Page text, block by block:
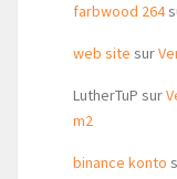
farbwood 264
web site sur
LutherTuP sur
m2
binance konto